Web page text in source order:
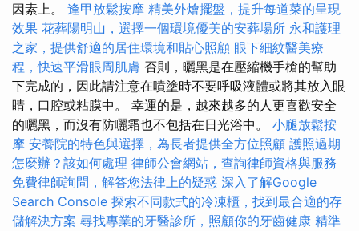
因素上。 逢甲放鬆按摩 精美外燴擺盤，提升每道菜的呈現
效果 花葬陽明山，選擇一個環境優美的安葬場所 永和護理
之家，提供舒適的居住環境和貼心照顧 眼下細紋醫美療
程，快速平滑眼周肌膚 否則，曬黑是在壓縮機手槍的幫助
下完成的，因此請注意在噴塗時不要呼吸液體或將其放入眼
睛，口腔或粘膜中。 幸運的是，越來越多的人更喜歡安全
的曬黑，而沒有防曬霜也不包括在日光浴中。 小腿放鬆按
摩 安養院的特色與選擇，為長者提供全方位照顧 護照過期
怎麼辦？該如何處理 律師公會網站，查詢律師資格與服務
免費律師詢問，解答您法律上的疑惑 深入了解Google
Search Console 探索不同款式的冷凍櫃，找到最合適的存
儲解決方案 尋找專業的牙醫診所，照顧你的牙齒健康 精準